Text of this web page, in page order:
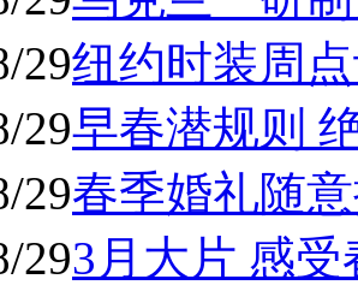
29纽约时装周
29早春潜规则
29春季婚礼随
293月大片 感